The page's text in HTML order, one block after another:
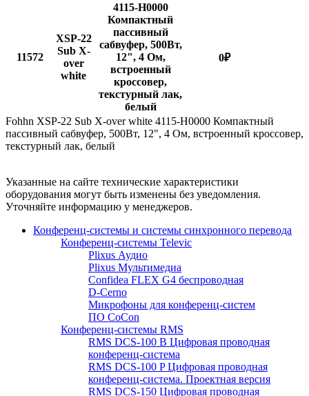
11572
XSP-22
Sub X-
over
white
4115-H0000
Компактный
пассивный
сабвуфер, 500Вт,
12", 4 Ом,
встроенный
кроссовер,
текстурный лак,
белый
0₽
Fohhn XSP-22 Sub X-over white 4115-H0000 Компактный
пассивный сабвуфер, 500Вт, 12", 4 Ом, встроенный кроссовер,
текстурный лак, белый
Указанные на сайте технические характеристики
оборудования могут быть изменены без уведомления.
Уточняйте информацию у менеджеров.
Конференц-системы и системы синхронного перевода
Конференц-системы Televic
Plixus Аудио
Plixus Мультимедиа
Confidea FLEX G4 беспроводная
D-Cerno
Микрофоны для конференц-систем
ПО CoCon
Конференц-системы RMS
RMS DCS-100 B Цифровая проводная
конференц-система
RMS DCS-100 P Цифровая проводная
конференц-система. Проектная версия
RMS DCS-150 Цифровая проводная